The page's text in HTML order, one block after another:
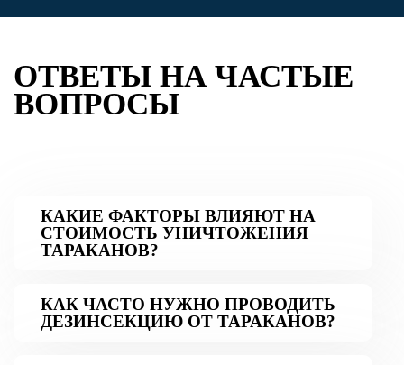
ОТВЕТЫ НА ЧАСТЫЕ
ВОПРОСЫ
КАКИЕ ФАКТОРЫ ВЛИЯЮТ НА
СТОИМОСТЬ УНИЧТОЖЕНИЯ
ТАРАКАНОВ?
КАК ЧАСТО НУЖНО ПРОВОДИТЬ
ДЕЗИНСЕКЦИЮ ОТ ТАРАКАНОВ?